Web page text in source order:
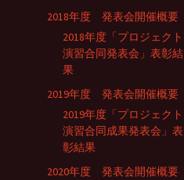
2018年度 発表会開催概要
2018年度「プロジェクト
演習合同発表会」表彰結
果
2019年度 発表会開催概要
2019年度「プロジェクト
演習合同成果発表会」表
彰結果
2020年度 発表会開催概要